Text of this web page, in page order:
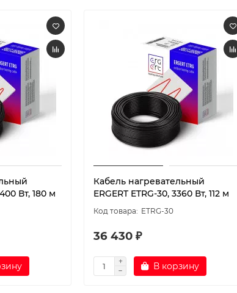
Вт, 180 м
Кабель нагревательный
ERGERT ETRG-30, 3360 Вт, 112 м
ETRG-30
36 430 ₽
В корзину